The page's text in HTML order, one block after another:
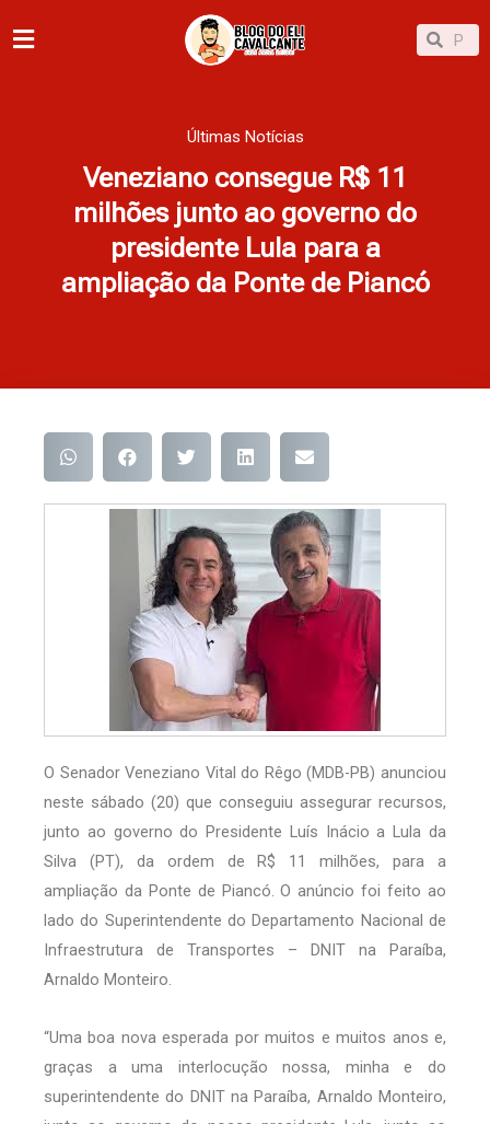
para
Pesquisar
Últimas Notícias
Veneziano consegue R$ 11
milhões junto ao governo do
presidente Lula para a
ampliação da Ponte de Piancó
O Senador Veneziano Vital do Rêgo (MDB-PB) anunciou
neste sábado (20) que conseguiu assegurar recursos,
junto ao governo do Presidente Luís Inácio a Lula da
Silva (PT), da ordem de R$ 11 milhões, para a
ampliação da Ponte de Piancó. O anúncio foi feito ao
lado do Superintendente do Departamento Nacional de
Infraestrutura de Transportes – DNIT na Paraíba,
Arnaldo Monteiro.
“Uma boa nova esperada por muitos e muitos anos e,
graças a uma interlocução nossa, minha e do
superintendente do DNIT na Paraíba, Arnaldo Monteiro,